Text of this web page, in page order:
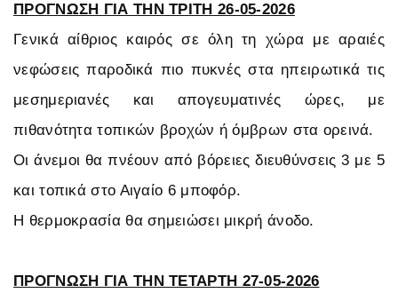
ΠΡΟΓΝΩΣΗ ΓΙΑ ΤΗΝ ΤΡΙΤΗ 26-05-2026
Γενικά αίθριος καιρός σε όλη τη χώρα με αραιές
νεφώσεις παροδικά πιο πυκνές στα ηπειρωτικά τις
μεσημεριανές και απογευματινές ώρες, με
πιθανότητα τοπικών βροχών ή όμβρων στα ορεινά.
Οι άνεμοι θα πνέουν από βόρειες διευθύνσεις 3 με 5
και τοπικά στο Αιγαίο 6 μποφόρ.
Η θερμοκρασία θα σημειώσει μικρή άνοδο.
ΠΡΟΓΝΩΣΗ ΓΙΑ ΤΗΝ ΤΕΤΑΡΤΗ 27-05-2026